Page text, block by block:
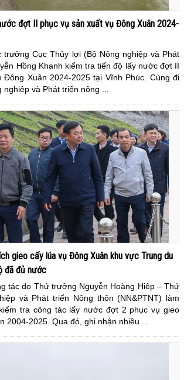
đợt II phục vụ sản xuất vụ Đông Xuân 2024-
trưởng Cục Thủy lợi (Bộ Nông nghiệp và Phát
Hồng Khanh kiểm tra tiến độ lấy nước đợt II
Đông Xuân 2024-2025 tại Vĩnh Phúc. Cùng đi
và Phát triển nông ...
gieo cấy lúa vụ Đông Xuân khu vực Trung du
đã đủ nước
tác do Thứ trưởng Nguyễn Hoàng Hiệp – Thứ
và Phát triển Nông thôn (NN&PTNT) làm
tra công tác lấy nước đợt 2 phục vụ gieo
2004-2025. Qua đó, ghi nhận nhiều ...